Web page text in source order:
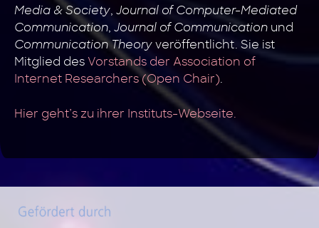
Media & Society Journal of Computer-Mediated
Communication Journal of Communication und
Communication Theory veröffentlicht. Sie ist
Mitglied des Vorstands der Association of
Internet Researchers (Open Chair)
Hier geht’s zu ihrer Instituts-Webseite.